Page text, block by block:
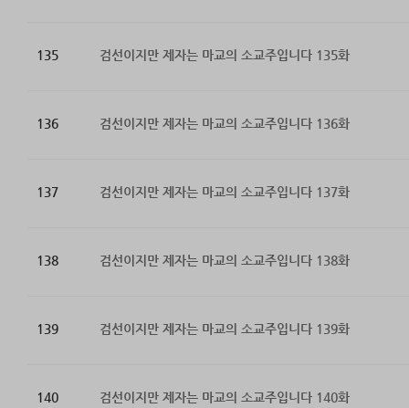
135 검선이지만 제자는 마교의 소교주입니다 135화
136 검선이지만 제자는 마교의 소교주입니다 136화
137 검선이지만 제자는 마교의 소교주입니다 137화
138 검선이지만 제자는 마교의 소교주입니다 138화
139 검선이지만 제자는 마교의 소교주입니다 139화
140 검선이지만 제자는 마교의 소교주입니다 140화